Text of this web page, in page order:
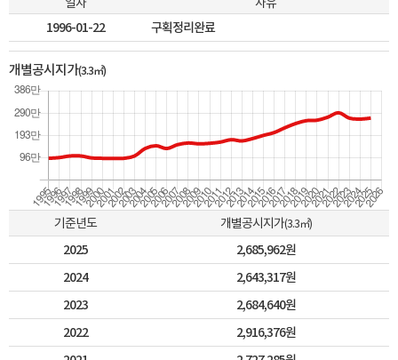
1996-01-22
구획정리완료
개별공시지가(3.3㎡)
기준년도 개별공시지가(3.3㎡)
2025
2,685,962원
2024
2,643,317원
2023
2,684,640원
2022
2,916,376원